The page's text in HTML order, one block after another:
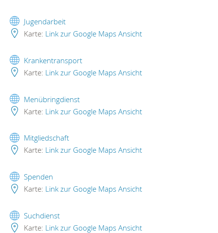
Jugendarbeit
Karte: Link zur Google Maps Ansicht
Krankentransport
Karte: Link zur Google Maps Ansicht
Menübringdienst
Karte: Link zur Google Maps Ansicht
Mitgliedschaft
Karte: Link zur Google Maps Ansicht
Spenden
Karte: Link zur Google Maps Ansicht
Suchdienst
Karte: Link zur Google Maps Ansicht